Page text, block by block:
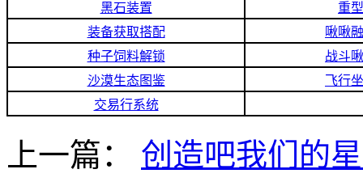
黑石装置
重
装备获取搭配
啾啾
种子饲料解锁
战斗
沙漠生态图鉴
飞行
交易行系统
上一篇：
创造吧我们的